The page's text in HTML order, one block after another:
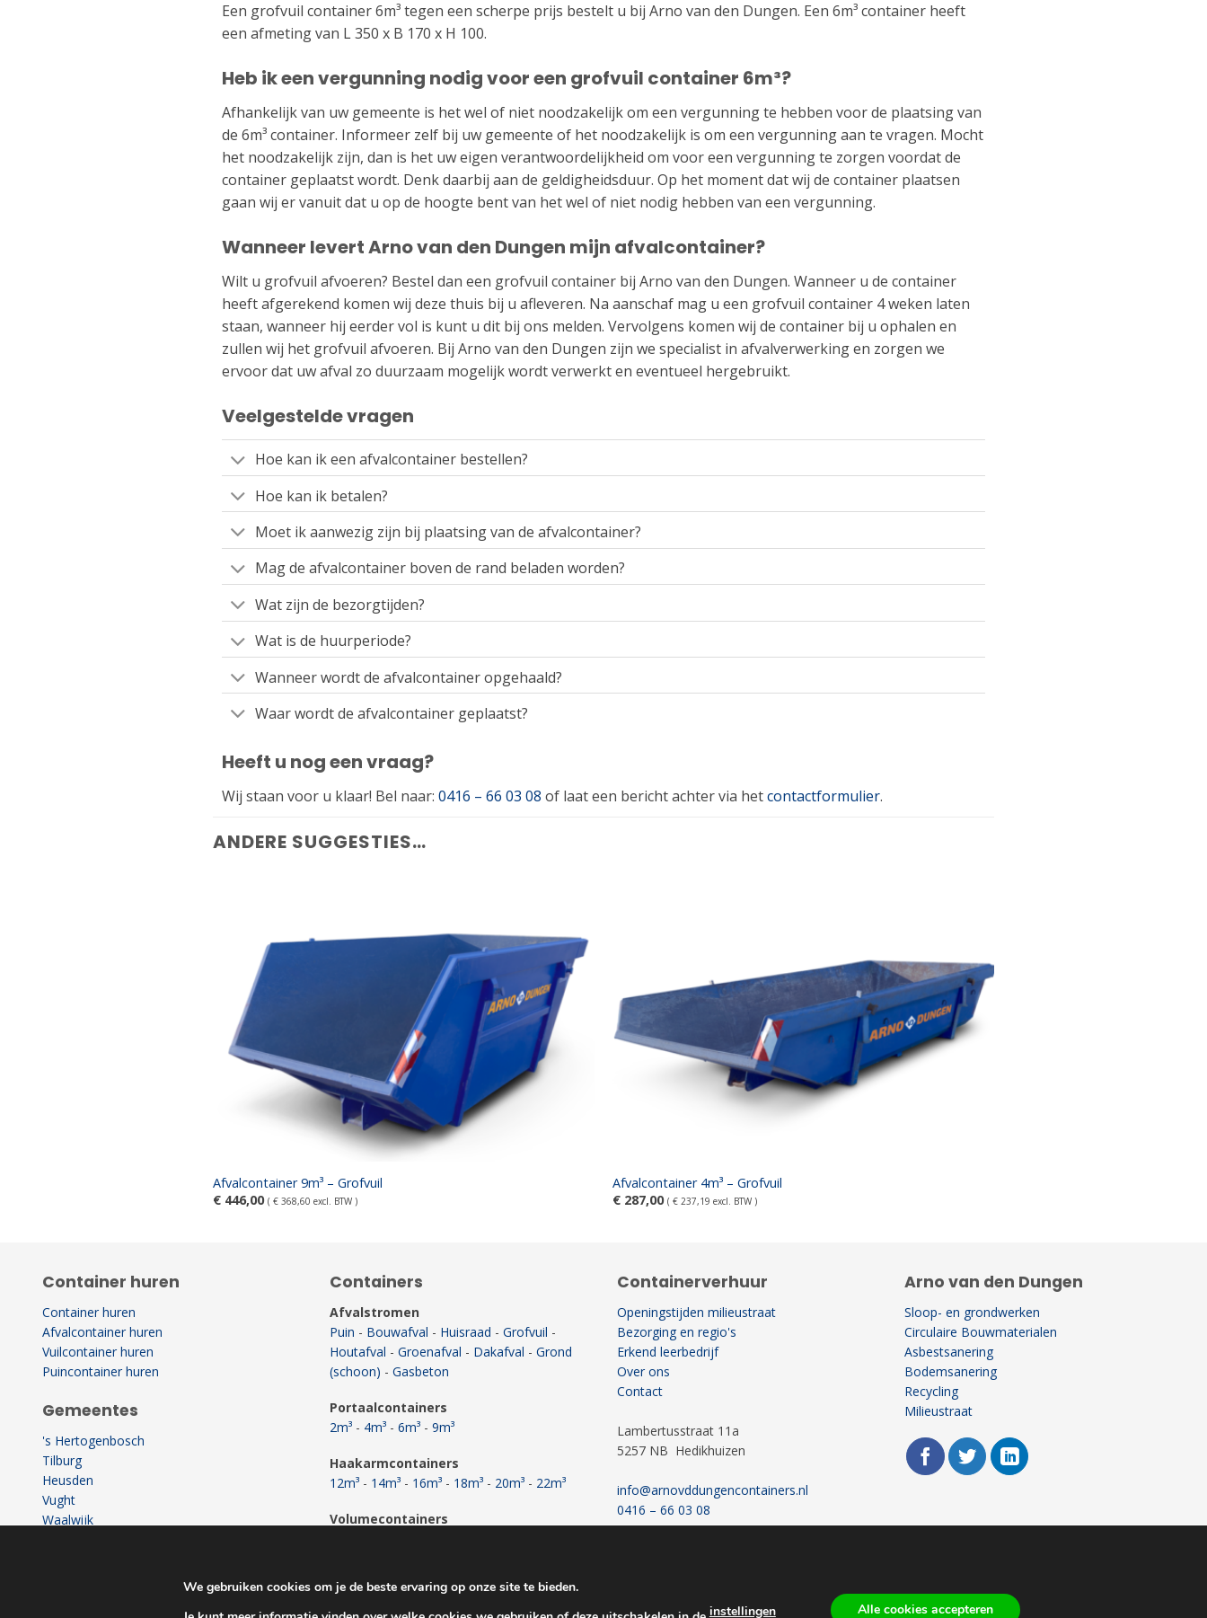
Een grofvuil container 6m³ tegen een scherpe prijs bestelt u bij Arno van den Dungen. Een 6m³ container heeft
een afmeting van L 350 x B 170 x H 100.
Heb ik een vergunning nodig voor een grofvuil container 6m³?
Afhankelijk van uw gemeente is het wel of niet noodzakelijk om een vergunning te hebben voor de plaatsing van
de 6m³ container. Informeer zelf bij uw gemeente of het noodzakelijk is om een vergunning aan te vragen. Mocht
het noodzakelijk zijn, dan is het uw eigen verantwoordelijkheid om voor een vergunning te zorgen voordat de
container geplaatst wordt. Denk daarbij aan de geldigheidsduur. Op het moment dat wij de container plaatsen
gaan wij er vanuit dat u op de hoogte bent van het wel of niet nodig hebben van een vergunning.
Wanneer levert Arno van den Dungen mijn afvalcontainer?
Wilt u grofvuil afvoeren? Bestel dan een grofvuil container bij Arno van den Dungen. Wanneer u de container
heeft afgerekend komen wij deze thuis bij u afleveren. Na aanschaf mag u een grofvuil container 4 weken laten
staan, wanneer hij eerder vol is kunt u dit bij ons melden. Vervolgens komen wij de container bij u ophalen en
zullen wij het grofvuil afvoeren. Bij Arno van den Dungen zijn we specialist in afvalverwerking en zorgen we
ervoor dat uw afval zo duurzaam mogelijk wordt verwerkt en eventueel hergebruikt.
Veelgestelde vragen
Hoe kan ik een afvalcontainer bestellen?
Hoe kan ik betalen?
Moet ik aanwezig zijn bij plaatsing van de afvalcontainer?
Mag de afvalcontainer boven de rand beladen worden?
Wat zijn de bezorgtijden?
Wat is de huurperiode?
Wanneer wordt de afvalcontainer opgehaald?
Waar wordt de afvalcontainer geplaatst?
Heeft u nog een vraag?
Wij staan voor u klaar! Bel naar: 0416 – 66 03 08 of laat een bericht achter via hetcontactformulier.
ANDERE SUGGESTIES…
Afvalcontainer 9m³ – Grofvuil
€446,00 ( €368,60 excl. BTW )
Afvalcontainer 4m³ – Grofvuil
€287,00 ( €237,19 excl. BTW )
Container huren
Container huren
Afvalcontainer huren
Vuilcontainer huren
Puincontainer huren
Gemeentes
's Hertogenbosch
Tilburg
Heusden
Vught
Waalwijk
Containers
Afvalstromen
Puin - Bouwafval - Huisraad - Grofvuil -
Houtafval - Groenafval - Dakafval - Grond
(schoon) - Gasbeton
Portaalcontainers
2m³ - 4m³ - 6m³ - 9m³
Haakarmcontainers
12m³ - 14m³ - 16m³ - 18m³ - 20m³ - 22m³
Volumecontainers
Containerverhuur
Openingstijden milieustraat
Bezorging en regio's
Erkend leerbedrijf
Over ons
Contact
Lambertusstraat 11a
5257 NB Hedikhuizen
info@arnovddungencontainers.nl
0416 – 66 03 08
Bereikbaar ma. t/m vr.
Arno van den Dungen
Sloop- en grondwerken
Circulaire Bouwmaterialen
Asbestsanering
Bodemsanering
Recycling
Milieustraat
We gebruiken cookies om je de beste ervaring op onze site te bieden.
instellingen Alle cookies accepteren